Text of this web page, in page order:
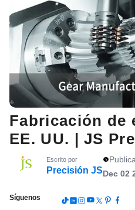
Fabricación de
EE. UU. | JS
Escrito por
Precisión JSDec 02
Síguenos